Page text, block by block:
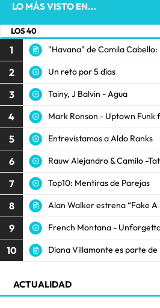
LO MÁS VISTO EN...
LOS 40
1 "Havana" de Camila
2 Un reto por 5 días
3 Tainy, J Balvin - Agua
4 Mark Ronson - Uptown Funk
5 Entrevistamos a Aldo Ranks
6 Rauw Alejandro & Camilo -
7 Top10: Mentiras de Parejas
8 Alan Walker estrena “Fake A
9 French Montana -
10 Diana Villamonte es parte de
ACTUALIDAD